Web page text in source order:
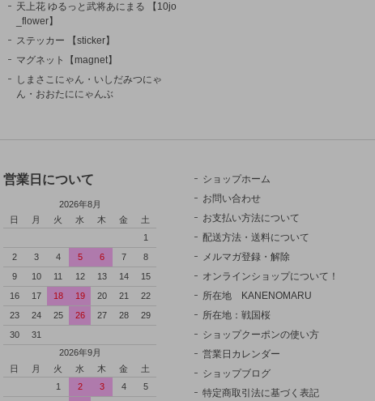
天上花 ゆるっと武将あにまる 【10jo
_flower】
ステッカー 【sticker】
マグネット【magnet】
しまさこにゃん・いしだみつにゃ
ん・おおたににゃんぶ
営業日について
2026年8月
日
月 火 水 木 金
土
1
2
3 4 5 6 7
8
9
10 11 12 13 14
15
16
17 18 19 20 21
22
23
24 25 26 27 28
29
30
31
2026年9月
日
月 火 水 木 金
土
1
2 3 4
5
ショップホーム
お問い合わせ
お支払い方法について
配送方法・送料について
メルマガ登録・解除
オンラインショップについて！
所在地 KANENOMARU
所在地：戦国桜
ショップクーポンの使い方
営業日カレンダー
ショップブログ
特定商取引法に基づく表記